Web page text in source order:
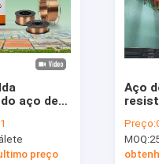
do mig
Wire
retirado o núcleo
submersa do arco
aço de
6
preço
Aço
Preço:
MOQ: